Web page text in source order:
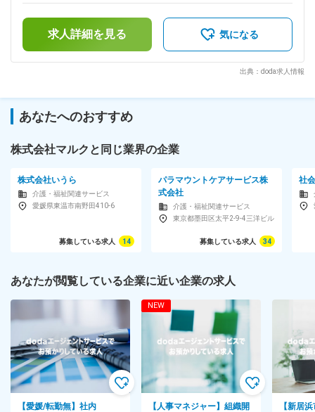
3割 ■詳細な業務 〇具体的にはこんな業務 1）既存サービスの
成長企画・改善推進（生成AI／DX活用含む） 2）事業計画書
の作成・計数管理 3）新規事業の企画検討 4）数字の管理・レ
ポート作成（まずは“取りまとめ”から） 5）プロジェクト推進
進捗を検証しながら改善を繰り返す。 〇例えば…（新規事業）
る。 ・収益モデル・KPI・業務工程を整理した事業案をまと
め、経営陣と議論する。 ・承認された事業案を実行に移し、
務
（前年度実績）※昇給：年1回(9月)1,500～5,000円 賃金はあ
くまでも目安の金額であり、選考を通じて上下する可能性があ
ります。月給(月額)は固定手当を含めた表記です。
求人詳細を見る 気になる
出典：doda求人情報
あなたへのおすすめ
株式会社マルクと同じ業界の企業
株式会社いうら
介護・福祉関連サービス
愛媛県東温市南野田410-6
募集している求人 14
パラマウントケアサービス株
式会社
介護・福祉関連サービス
東京都墨田区太平2-9-4三洋ビル
募集している求人 34
社
あなたが閲覧している企業に近い企業の求人
【愛媛/転勤無】社内
NEW
【人事マネジャー】組織開
【新居